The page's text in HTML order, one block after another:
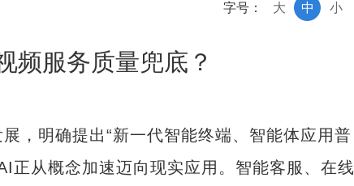
字号： 小
中
大
频服务质量兜底？
明确提出“新一代智能终端、智能体应用普
正从概念加速迈向现实应用。智能客服、在线